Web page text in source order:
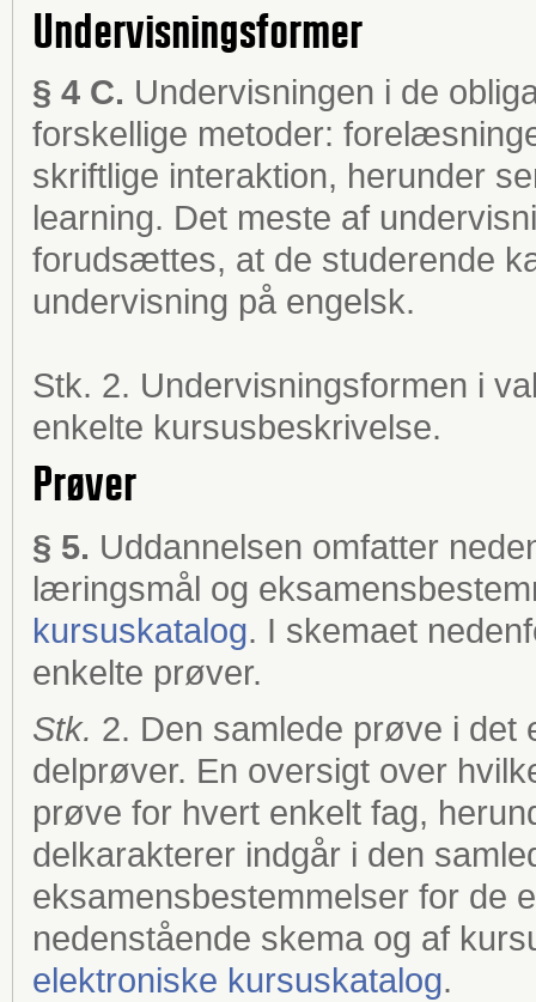
Undervisningsformer
§ 4 C. Undervisningen i de
forskellige metoder:
skriftlige interaktion, herunder
learning. Det meste af
forudsættes, at de studerende
undervisning på engelsk.
Stk. 2. Undervisningsformen i
enkelte kursusbeskrivelse.
Prøver
§ 5. Uddannelsen omfatter
læringsmål og
kursuskatalog. I skemaet
enkelte prøver.
Stk. 2. Den samlede prøve i det
delprøver. En oversigt over
prøve for hvert enkelt fag,
delkarakterer indgår i den
eksamensbestemmelser for de
nedenstående skema og af
elektroniske kursuskatalog.